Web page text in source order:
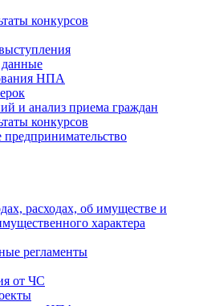
конкурсов
данные
НПА
и анализ приема граждан
конкурсов
расходах, об имуществе и
характера
регламенты
от ЧС